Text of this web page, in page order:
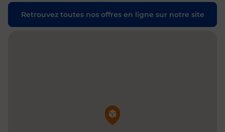
Retrouvez toutes nos offres en ligne sur notre site
Pin de la carte